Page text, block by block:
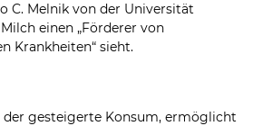
C. Melnik von der Universität
einen „Förderer von
Krankheiten“ sieht.
der gesteigerte Konsum, ermöglicht